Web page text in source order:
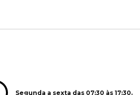
Segunda a sexta das 07:30 às 17:30.